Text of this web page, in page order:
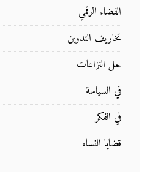
الفضاء الرقمي
تخاريف التدوين
حل النزاعات
في السياسة
في الفكر
قضايا النساء